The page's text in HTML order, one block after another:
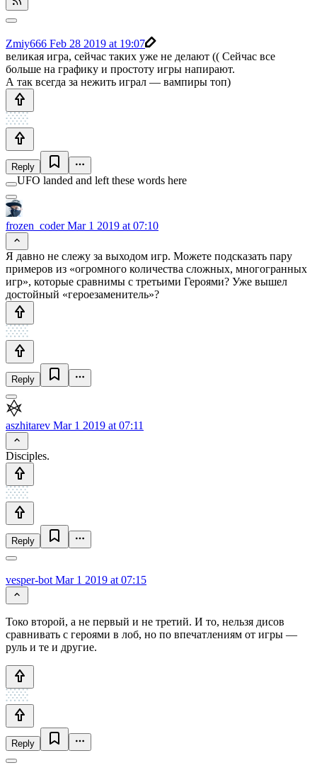
Zmiy666 Feb 28 2019 at 19:07
великая игра, сейчас таких уже не делают (( Сейчас все
больше на графику и простоту игры напирают.
А так всегда за нежить играл — вампиры топ)
Reply
UFO landed and left these words here
frozen_coderMar 1 2019 at 07:10
Я давно не слежу за выходом игр. Можете подсказать пару
примеров из «огромного количества сложных, многогранных
игр», которые сравнимы с третьими Героями? Уже вышел
достойный «героезаменитель»?
Reply
aszhitarev Mar 1 2019 at 07:11
Disciples.
Reply
vesper-bot Mar 1 2019 at 07:15
Токо второй, а не первый и не третий. И то, нельзя дисов
сравнивать с героями в лоб, но по впечатлениям от игры —
руль и те и другие.
Reply